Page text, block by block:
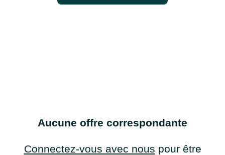
Aucune offre correspondante
Connectez-vous avec nous pour être